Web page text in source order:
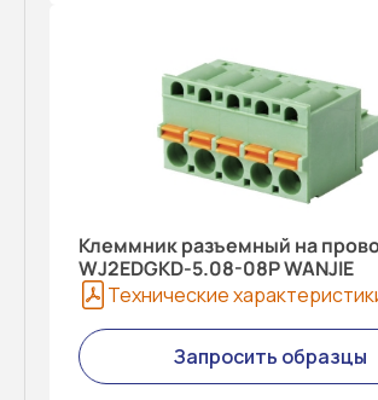
Клеммник разъемный на
WJ2EDGKD-5.08-08P WANJIE
Технические
Запросить образцы